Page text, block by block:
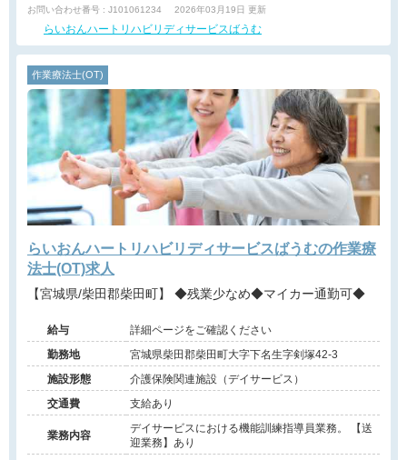
お問い合わせ番号 : J101061234 2026年03月19日 更新
らいおんハートリハビリディサービスばうむ
作業療法士(OT)
らいおんハートリハビリディサービスばうむの作業療
法士(OT)求人
【宮城県/柴田郡柴田町】 ◆残業少なめ◆マイカー通勤可◆
給与
詳細ページをご確認ください
勤務地
宮城県柴田郡柴田町大字下名生字剣塚42-3
施設形態
介護保険関連施設（デイサービス）
交通費
支給あり
業務内容
デイサービスにおける機能訓練指導員業務。 【送
迎業務】あり